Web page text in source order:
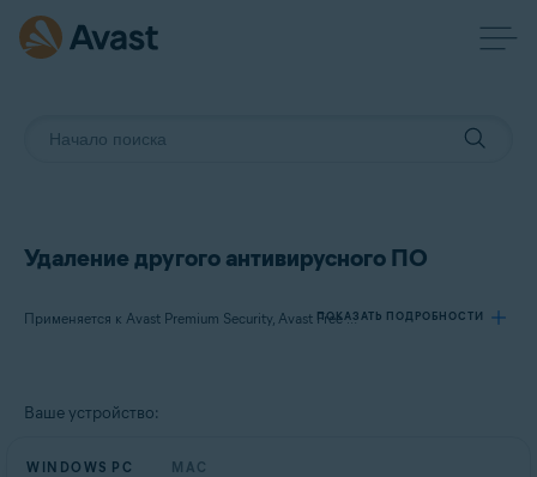
Удаление другого антивирусного ПО
Применяется к Avast Premium Security, Avast Free Antivirus, Avast Security
ПОКАЗАТЬ ПОДРОБНОСТИ
Продукты:
Avast Free Antivirus
Ваше устройство:
WINDOWS PC MAC